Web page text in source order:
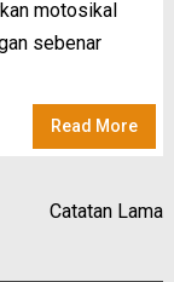
motosikal
sebenar
Read More
Catatan Lama